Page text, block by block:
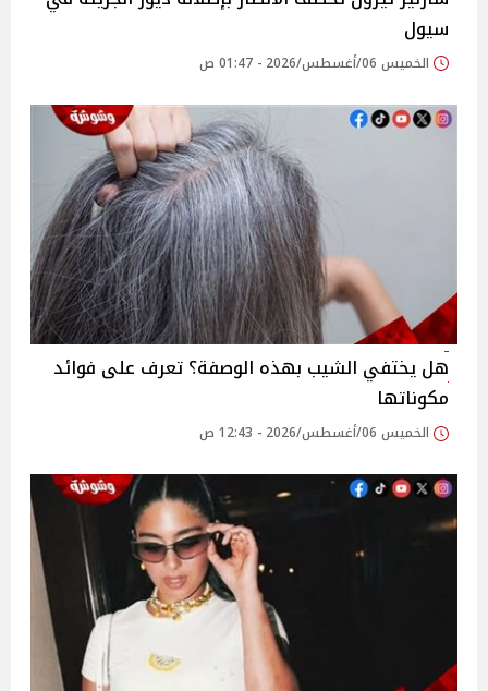
سيول
الخميس 06/أغسطس/2026 - 01:47 ص
هل يختفي الشيب بهذه الوصفة؟ تعرف على فوائد
مكوناتها
الخميس 06/أغسطس/2026 - 12:43 ص